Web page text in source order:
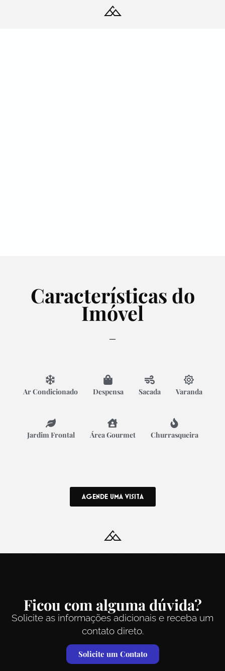
Características do
Imóvel
Ar Condicionado Despensa Sacada Varanda
Jardim Frontal Área Gourmet Churrasqueira
AGENDE UMA VISITA
Ficou com alguma dúvida?
Solicite as informações adicionais e receba um
contato direto.
Solicite um Contato